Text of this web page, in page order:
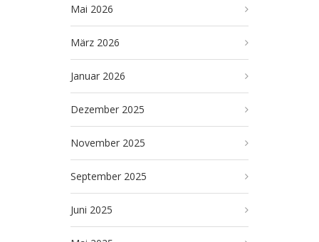
Mai 2026
März 2026
Januar 2026
Dezember 2025
November 2025
September 2025
Juni 2025